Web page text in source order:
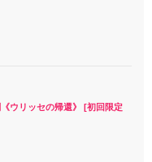
ウリッセの帰還》 [初回限定